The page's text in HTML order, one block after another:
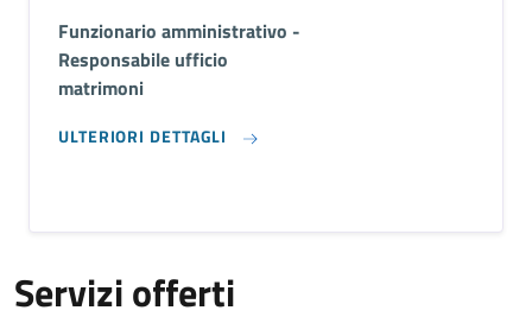
Funzionario amministrativo -
Responsabile ufficio
matrimoni
ULTERIORI DETTAGLI
Servizi offerti